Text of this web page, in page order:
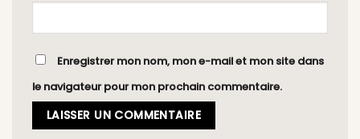
Enregistrer mon nom, mon e-mail et mon site dans
le navigateur pour mon prochain commentaire.